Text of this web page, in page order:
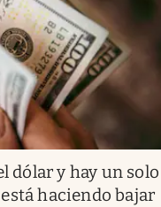
dólar y hay un solo
haciendo bajar